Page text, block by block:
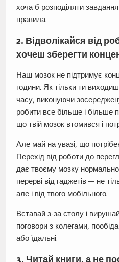
хоча б розподіляти
правила.
2. Відволікайся від
хочеш зберегти
Наш мозок не підтримує
години. Як тільки ти
часу, виконуючи
робити все більше і більше
що твій мозок втомився і
Але май на увазі, що
Перехід від роботи до
дає твоєму мозку нормально
перерві від гаджетів — не
але і від твого мобільного.
Вставай з-за столу і
поговори з колегами,
або їдальні.
3. Читай книги, а не